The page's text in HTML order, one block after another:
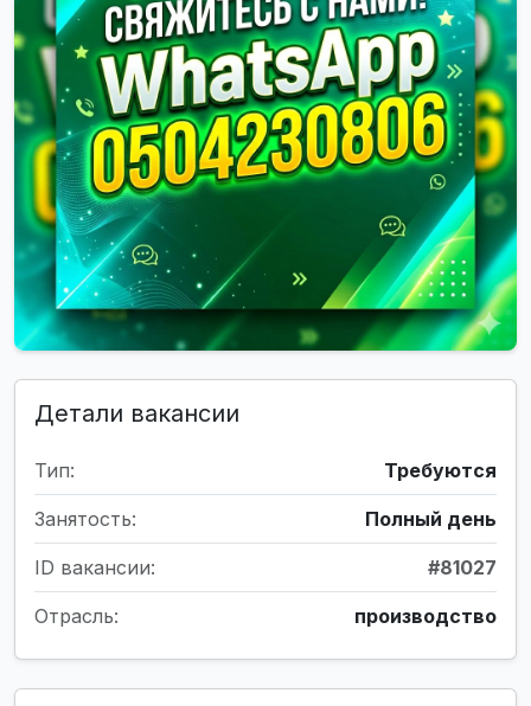
Детали вакансии
Тип: Требуются
Занятость: Полный день
ID вакансии: #81027
Отрасль: производство